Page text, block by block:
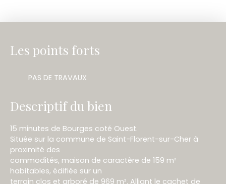
Les points forts
PAS DE TRAVAUX
Descriptif du bien
15 minutes de Bourges coté Ouest.
Située sur la commune de Saint-Florent-sur-Cher à
proximité des
commodités, maison de caractère de 159 m²
habitables, édifiée sur un
terrain clos et arboré de 969 m². Alliant le cachet de